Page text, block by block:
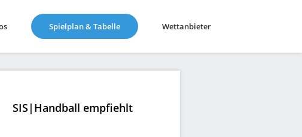
Spielplan & Tabelle(current) Wettanbieter
SIS|Handball empfiehlt